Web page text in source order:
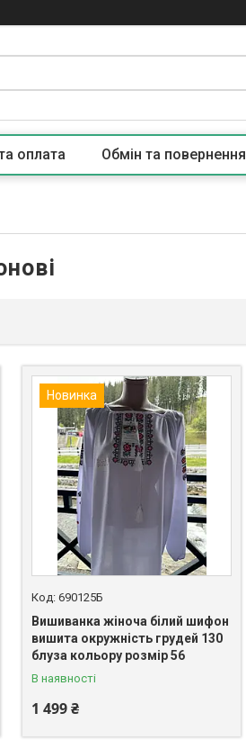
оплата Обмін та повернення
Новинка
690125Б
Вишиванка жіноча білий шифон
вишита окружність грудей 130
блуза кольору розмір 56
В наявності
1 499 ₴